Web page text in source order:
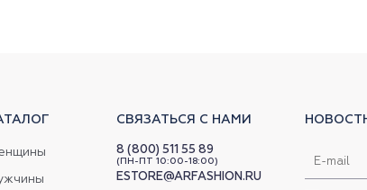
СВЯЗАТЬСЯ С НАМИ
8 (800) 511 55 89
(ПН-ПТ 10:00-18:00)
ESTORE@ARFASHION.RU